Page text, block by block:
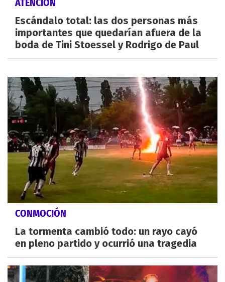
ATENCIÓN
Escándalo total: las dos personas más
importantes que quedarían afuera de la
boda de Tini Stoessel y Rodrigo de Paul
CONMOCIÓN
La tormenta cambió todo: un rayo cayó
en pleno partido y ocurrió una tragedia